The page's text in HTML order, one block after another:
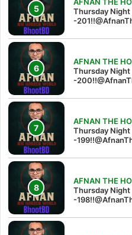
AFNAN THE
Thursday Night
-
AFNAN THE
Thursday Night
-
AFNAN THE
Thursday Night
-
AFNAN THE
Thursday Night
-